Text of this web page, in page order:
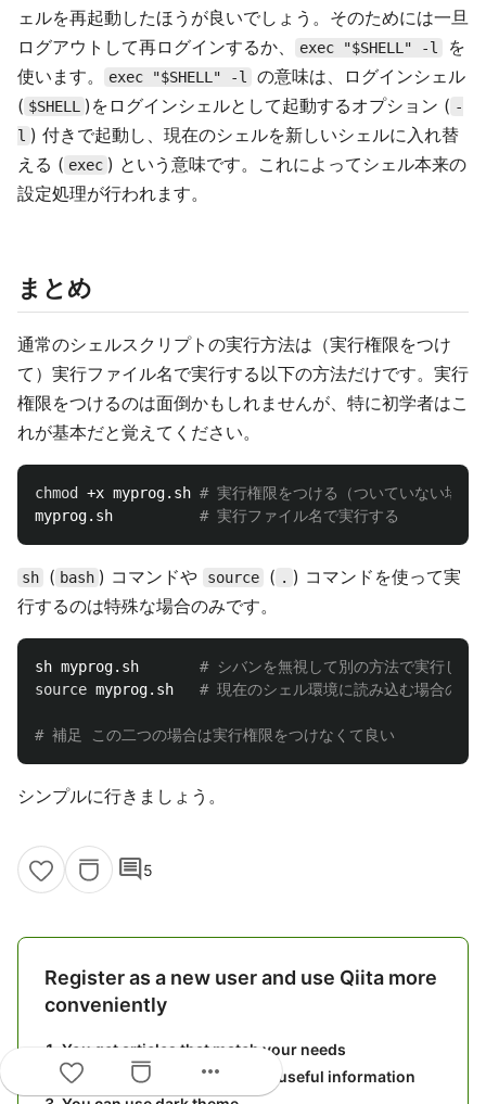
ェルを再起動したほうが良いでしょう。そのためには一旦
ログアウトして再ログインするか、
exec "$SHELL" -l
を
使います。
exec "$SHELL" -l
の意味は、ログインシェル
( $SHELL )をログインシェルとして起動するオプション ( -
l ) 付きで起動し、現在のシェルを新しいシェルに入れ替
える ( exec ) という意味です。これによってシェル本来の
設定処理が行われます。
まとめ
通常のシェルスクリプトの実行方法は（実行権限をつけ
て）実行ファイル名で実行する以下の方法だけです。実行
権限をつけるのは面倒かもしれませんが、特に初学者はこ
れが基本だと覚えてください。
chmod +x myprog.sh # 実行権限をつける（ついていない場合
myprog.sh # 実行ファイル名で実行する
sh ( bash ) コマンドや source ( . ) コマンドを使って実
行するのは特殊な場合のみです。
sh myprog.sh # シバンを無視して別の方法で実行した
source myprog.sh # 現在のシェル環境に読み込む場合のみ
# 補足 この二つの場合は実行権限をつけなくて良い
シンプルに行きましょう。
comment5
Register as a new user and use Qiita more
conveniently
You get articles that match your needs
You can efficiently read back useful information
more_horiz